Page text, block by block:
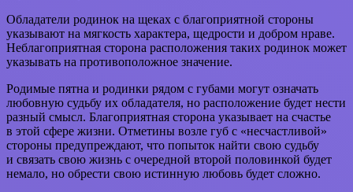
Обладатели родинок на щеках с благоприятной стороны
указывают на мягкость характера, щедрости и добром нраве.
Неблагоприятная сторона расположения таких родинок может
указывать на противоположное значение.
Родимые пятна и родинки рядом с губами могут означать
любовную судьбу их обладателя, но расположение будет нести
разный смысл. Благоприятная сторона указывает на счастье
в этой сфере жизни. Отметины возле губ с «несчастливой»
стороны предупреждают, что попыток найти свою судьбу
и связать свою жизнь с очередной второй половинкой будет
немало, но обрести свою истинную любовь будет сложно.